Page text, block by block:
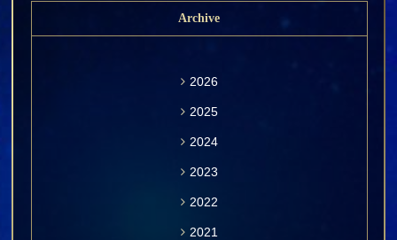
Archive
2026
2025
2024
2023
2022
2021